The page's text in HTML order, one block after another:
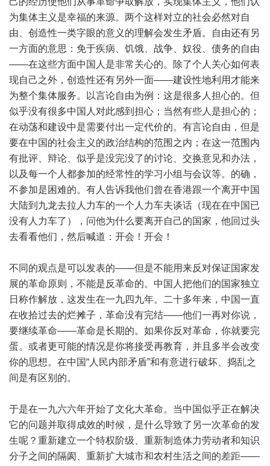
为集体主义是幸福的来源。两个这样对立的社会必然对自
由、创造性一类字眼的意义的理解会发生矛盾。自由还有另
一方面的意思：免于疾病、饥饿、战争、奴役、债务的自由
——在这些方面中国人是非常关心的。除了个人关心如何表
现自己之外，创造性还有另外一面——建设性地利用才能来
为整个集体服务。以言论自由为例：这是很多人担心的。但
似乎没有很多中国人对此感到担心；当然有些人是担心的；
在动荡和建设中是需要付出一定代价的。有言论自由，但是
要在中国的社会主义的政治结构的范围之内；在这一范围内
有批评、辩论、似乎是没完没了的讨论、交换意见和办法，
以及每一个人都参加的经常性的学习小组与会议等。的确，
不参加是困难的。有人告诉我他们曾在香港跟一个离开中国
大陆到九龙去拉人力车的一个人力车夫谈话（现在在中国已
没有人力车了），问他为什么要离开自己的国家，他回过头
去看看他们，然后喊道：开会！开会！
不同的观点是可以发表的——但是不能用来反对保证国家发
展的革命原则，不能是反革命的。中国人把他们的国家独立
日称作解放，这发生在一九四九年。二十多年来，中国一直
在收拾过去的烂摊子，革命没有完结——他们一再对你说，
要继续革命——革命是长期的。如果你反对革命，你就要完
蛋。或者更可能的情况是你将接受再教育，并且多半会改变
你的思想。在中国“人民内部矛盾”和有意进行破坏、捣乱之
间是有区别的。
于是在一九六六年开始了文化大革命。当中国似乎正在解决
它的问题并取得成效的时候，是什么导致了另一次革命的发
生呢？重新建立一个特权阶级、重新制造体力劳动者和知识
分子之间的隔阂、重新扩大城市和农村生活之间的差距——